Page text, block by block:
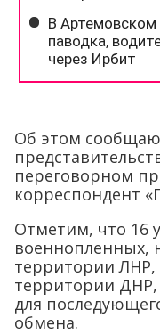
Об этом
переговорном
корреспондент
Отметим, что 16
военнопленных,
территории ЛНР,
территории ДНР,
для
обмена.